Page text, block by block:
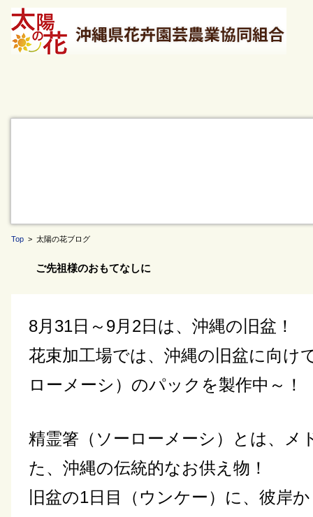
Top > 太陽の花ブログ
ご先祖様のおもてなしに
8月31日～9月2日は、沖縄の旧盆！
花束加工場では、沖縄の旧盆に向け
ローメーシ）のパックを製作中～！
精霊箸（ソーローメーシ）とは、メ
た、沖縄の伝統的なお供え物！
旧盆の1日目（ウンケー）に、彼岸